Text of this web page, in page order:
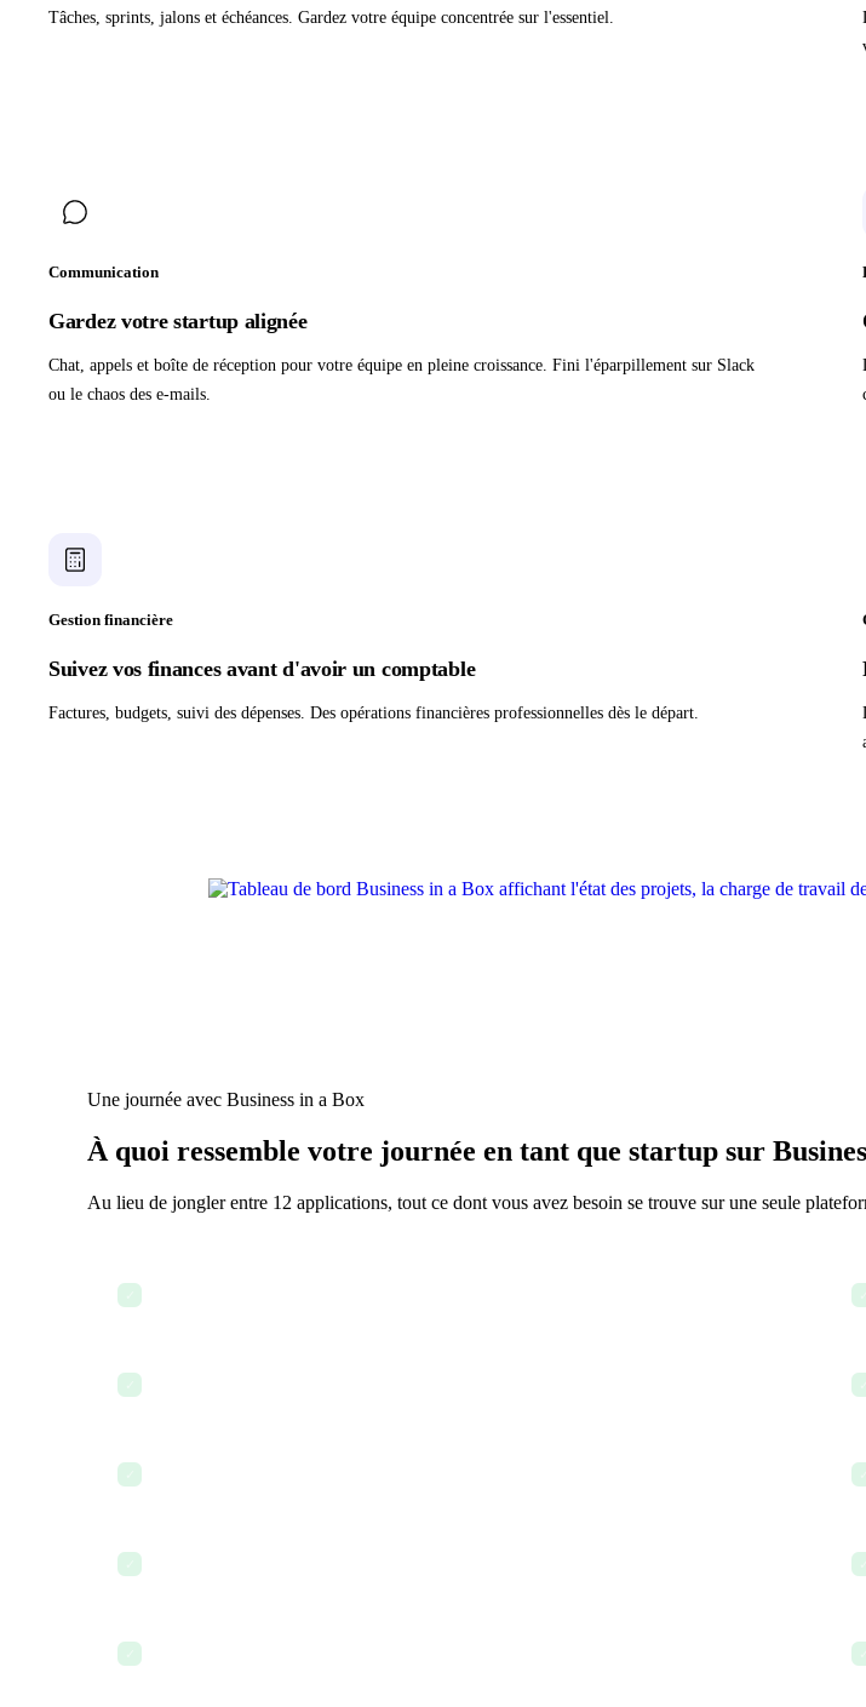
Tâches, sprints, jalons et échéances. Gardez votre équipe concentrée sur l'essentiel.
Communication
Gardez votre startup alignée
Chat, appels et boîte de réception pour votre équipe en pleine croissance. Fini l'éparpillement sur Slack
ou le chaos des e-mails.
Gestion financière
Suivez vos finances avant d'avoir un comptable
Factures, budgets, suivi des dépenses. Des opérations financières professionnelles dès le départ.
Une journée avec Business in a Box
À quoi ressemble votre journée en tant que startup sur
Au lieu de jongler entre 12 applications, tout ce dont vous avez besoin se trouve sur une seule